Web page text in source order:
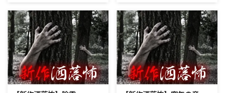
上げましたので内容の濃さ・面白
さは保証します。ぜひともご購入
くださいませ。 書影かっこいい
ですね！帯の煽り文句も最高です
(^^)v購入ページ
https://amzn.to/49NrwuE特設ペ
ージ
に言うオカルト系な話がまあまあ
好きで、最近占いとかを副業で始
めてた。今はちょっとメンタルの
状況やらで退いたけど実力試しも
かねてSNSでフォロワー相手に占
いとかしていたもんです。実力
は・・・ありがたいことに当たっ
た！ドンピシャ！と嬉しい声もあ